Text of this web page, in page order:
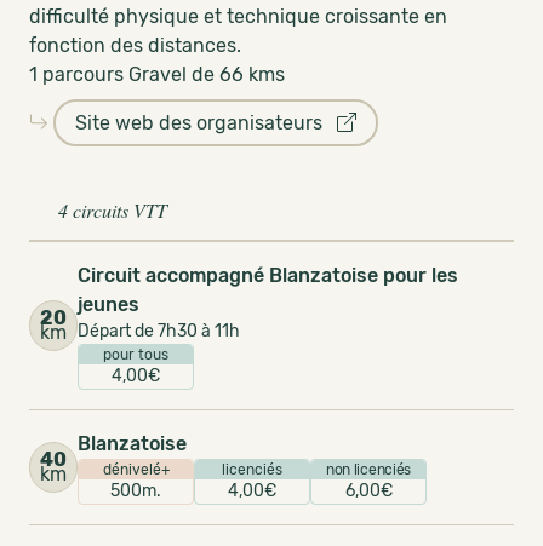
difficulté physique et technique croissante en
fonction des distances.
1 parcours Gravel de 66 kms
Site web des organisateurs
4 circuits VTT
20
km
Circuit accompagné Blanzatoise pour les
jeunes
Départ de 7h30 à 11h
pour tous
4,00€
40
km
Blanzatoise
dénivelé+
500m.
licenciés
4,00€
non licenciés
6,00€